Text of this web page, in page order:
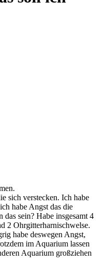
sich verstecken. Ich habe
habe Angst das die
das sein? Habe insgesamt 4
2 Ohrgitterharnischwelse.
habe deswegen Angst,
im Aquarium lassen
Aquarium großziehen